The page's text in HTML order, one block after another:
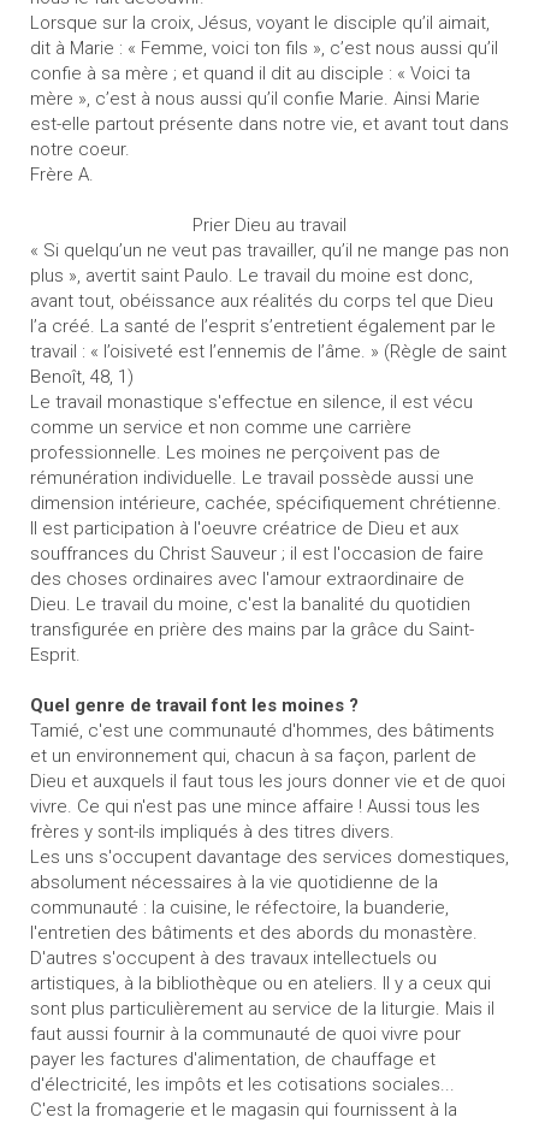
Lorsque sur la croix, Jésus, voyant le disciple qu’il aimait,
dit à Marie : « Femme, voici ton fils », c’est nous aussi qu’il
confie à sa mère ; et quand il dit au disciple : « Voici ta
mère », c’est à nous aussi qu’il confie Marie. Ainsi Marie
est-elle partout présente dans notre vie, et avant tout dans
notre coeur.
Frère A.
Prier Dieu au travail
« Si quelqu’un ne veut pas travailler, qu’il ne mange pas non
plus », avertit saint Paulo. Le travail du moine est donc,
avant tout, obéissance aux réalités du corps tel que Dieu
l’a créé. La santé de l’esprit s’entretient également par le
travail : « l’oisiveté est l’ennemis de l’âme. » (Règle de saint
Benoît, 48, 1)
Le travail monastique s'effectue en silence, il est vécu
comme un service et non comme une carrière
professionnelle. Les moines ne perçoivent pas de
rémunération individuelle. Le travail possède aussi une
dimension intérieure, cachée, spécifiquement chrétienne.
Il est participation à l'oeuvre créatrice de Dieu et aux
souffrances du Christ Sauveur ; il est l'occasion de faire
des choses ordinaires avec l'amour extraordinaire de
Dieu. Le travail du moine, c'est la banalité du quotidien
transfigurée en prière des mains par la grâce du Saint-
Esprit.
Quel genre de travail font les moines ?
Tamié, c'est une communauté d'hommes, des bâtiments
et un environnement qui, chacun à sa façon, parlent de
Dieu et auxquels il faut tous les jours donner vie et de quoi
vivre. Ce qui n'est pas une mince affaire ! Aussi tous les
frères y sont-ils impliqués à des titres divers.
Les uns s'occupent davantage des services domestiques,
absolument nécessaires à la vie quotidienne de la
communauté : la cuisine, le réfectoire, la buanderie,
l'entretien des bâtiments et des abords du monastère.
D'autres s'occupent à des travaux intellectuels ou
artistiques, à la bibliothèque ou en ateliers. Il y a ceux qui
sont plus particulièrement au service de la liturgie. Mais il
faut aussi fournir à la communauté de quoi vivre pour
payer les factures d'alimentation, de chauffage et
d'électricité, les impôts et les cotisations sociales...
C'est la fromagerie et le magasin qui fournissent à la